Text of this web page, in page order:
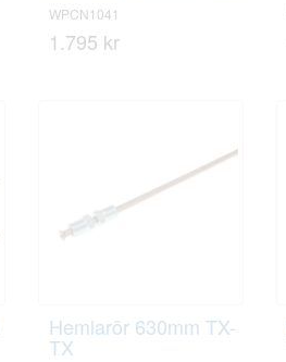
WPCN1041
1.795 kr
Hemlarör 630mm TX-
TX